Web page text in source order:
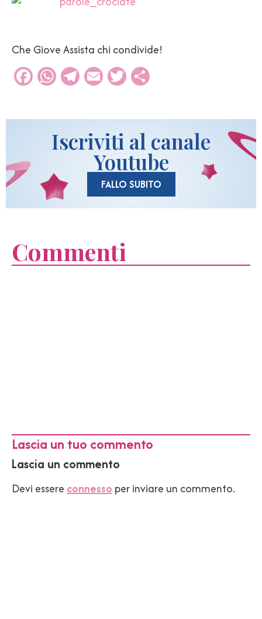
Che Giove Assista chi condivide!
Facebook
WhatsApp
Telegram
EmailTwitter
Iscriviti al canale
Youtube
FALLO SUBITO
Commenti
Lascia un tuo commento
Lascia un commento
Devi essere connesso per inviare un commento.